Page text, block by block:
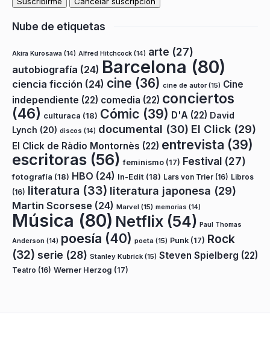
Nube de etiquetas
Akira Kurosawa (14) Alfred Hitchcock (14) arte (27)
autobiografía (24) Barcelona (80)
ciencia ficción (24) cine (36) cine de autor(15) Cine
independiente (22) comedia (22) conciertos
(46) culturaca (18) Cómic (39) D'A (22) David
Lynch (20) discos (14) documental (30) El Click (29)
El Click de Ràdio Montornès (22) entrevista (39)
escritoras (56) feminismo (17) Festival (27)
fotografía (18) HBO (24) In-Edit (18) Lars von Trier (16) Libros
(16) literatura (33) literatura japonesa (29)
Martin Scorsese (24) Marvel (15) memorias (14)
Música (80) Netflix (54) Paul Thomas
Anderson (14) poesía (40) poeta (15) Punk (17) Rock
(32) serie (28) Stanley Kubrick (15) Steven Spielberg (22)
Teatro (16) Werner Herzog (17)